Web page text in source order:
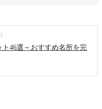
46選～おすすめ名所を完